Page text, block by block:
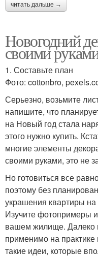
читать дальше →
Новогодний
своими
1. Составьте план
Фото: cottonbro,
Серьезно, возьмите
напишите, что
на Новый год стала
этого нужно купить.
многие элементы
своими руками, это не
Но готовиться все
поэтому без
украшения квартиры
Изучите фотопримеры
вашем жилище. Далеко
применимо на практике
такие идеи, которые